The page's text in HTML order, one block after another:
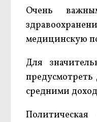
Очень
медицинскую
Для
средними